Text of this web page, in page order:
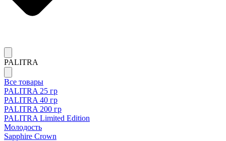
PALITRA
Все товары
PALITRA 25 гр
PALITRA 40 гр
PALITRA 200 гр
PALITRA Limited Edition
Молодость
Sapphire Crown